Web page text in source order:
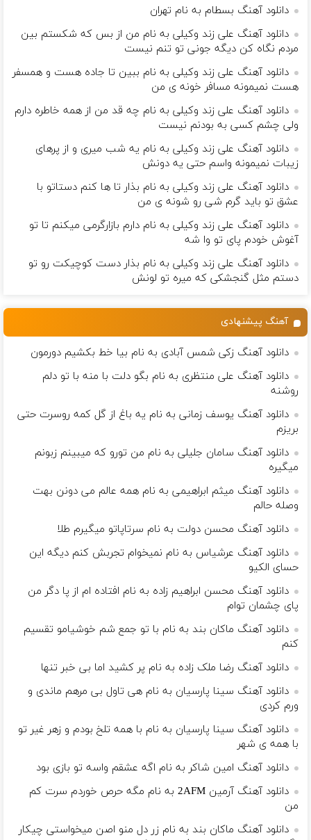
دانلود آهنگ بسطام به نام تهران
دانلود آهنگ علی زند وکیلی به نام من از بس كه شكستم بین
مردم نگاه كن دیگه جونى تو تنم نیست
دانلود آهنگ علی زند وکیلی به نام ببین تا جاده هست و همسفر
هست نمیمونه مسافر خونه ی من
دانلود آهنگ علی زند وکیلی به نام چه قد من از همه خاطره دارم
ولی چشم كسی به بودنم نیست
دانلود آهنگ علی زند وکیلی به نام یه شب میرى و از پرهای
زيبات نمیمونه واسم حتی یه دونش
دانلود آهنگ علی زند وکیلی به نام بذار تا ها كنم دستاتو با
عشق تو باید گرم شی رو شونه ى من
دانلود آهنگ علی زند وکیلی به نام دارم بازارگرمی میكنم تا تو
آغوش خودم پای تو وا شه
دانلود آهنگ علی زند وکیلی به نام بذار دست كوچیكت رو تو
دستم مثل گنجشكی كه میره تو لونش
آهنگ پیشنهادی
دانلود آهنگ زکی شمس آبادی به نام بیا خط بکشیم دورمون
دانلود آهنگ علی منتظری به نام بگو دلت با منه با تو دلم
روشنه
دانلود آهنگ یوسف زمانی به نام یه باغ از گل کمه روسرت حتی
بریزم
دانلود آهنگ سامان جلیلی به نام من تورو که میبینم زبونم
میگیره
دانلود آهنگ میثم ابراهیمی به نام همه عالم می دونن بهت
وصله حالم
دانلود آهنگ محسن دولت به نام سرتاپاتو‌ میگیرم طلا
دانلود آهنگ عرشیاس به نام نمیخوام‌ تجربش کنم دیگه این
حسای الکیو
دانلود آهنگ محسن ابراهیم زاده به نام افتاده ام از پا دگر من
پای چشمان توام
دانلود آهنگ ماکان بند به نام با تو جمع شم خوشیامو تقسیم
کنم
دانلود آهنگ رضا ملک زاده به نام پر کشید اما بی خبر تنها
دانلود آهنگ سینا پارسیان به نام هی تاول بی مرهم ماندی و
ورم کردی
دانلود آهنگ سینا پارسیان به نام با همه تلخ بودم و زهر غیر تو
با همه ی شهر
دانلود آهنگ امین شاکر به نام اگه عشقم واسه تو بازی بود
دانلود آهنگ آرمین 2AFM به نام مگه حرص خوردم سرت کم
من
دانلود آهنگ ماکان بند به نام زر دل منو اصن میخواستی چیکار